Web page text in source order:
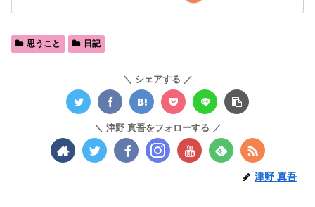
思うこと 日記
シェアする
津野 真吾をフォローする
津野 真吾